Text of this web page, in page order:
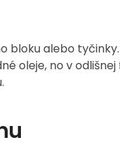
alebo
oleje, no v